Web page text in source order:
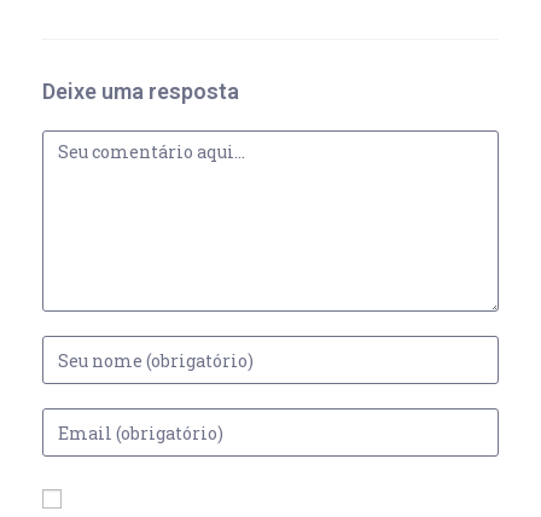
Deixe uma resposta